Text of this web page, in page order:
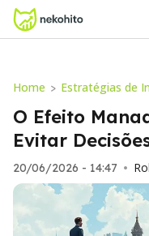
Home > Estratégias de
O Efeito
Evitar
20/06/2026 - 14:47 •